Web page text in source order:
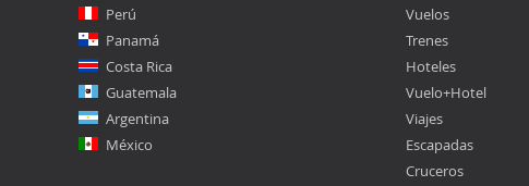
Perú
Panamá
Costa Rica
Guatemala
Argentina
México
Vuelos
Trenes
Hoteles
Vuelo+Hotel
Viajes
Escapadas
Cruceros